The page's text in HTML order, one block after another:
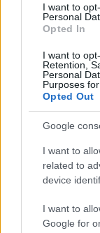
I want to
Personal
Opted In
I want to
Retention,
Personal
Purposes
Opted Out
Google
I want to
related to
device
I want to
Google for
calcoli dai
quei risultati
sperimentale.
moltitudine di
clima, che
ma abbiamo
ha alcun rilievo.
La